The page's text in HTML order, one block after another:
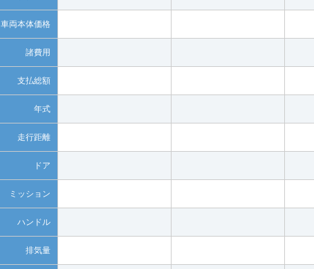
車両本体価格
諸費用
支払総額
年式
走行距離
ドア
ミッション
ハンドル
排気量